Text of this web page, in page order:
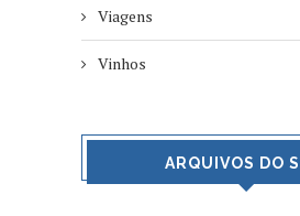
Viagens
Vinhos
ARQUIVOS DO